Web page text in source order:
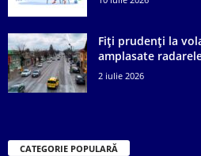
Fiți prudenți la
amplasate
2 iulie 2026
CATEGORIE POPULARĂ